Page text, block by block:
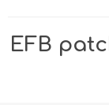
EFB